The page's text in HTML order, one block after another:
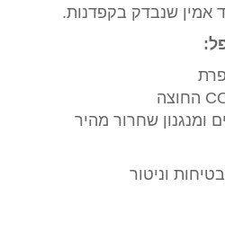
אמין שנבדק בקפדנות.
ומנגנון שחרור מהיר
וניטור